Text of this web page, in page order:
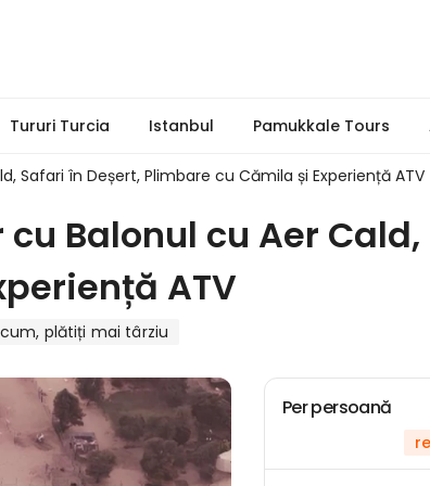
Tururi Turcia Istanbul Pamukkale Tours
Safari în Deșert, Plimbare cu Cămila și Experiență ATV
Balonul cu Aer
ATV
plătiți mai târziu
Per persoană